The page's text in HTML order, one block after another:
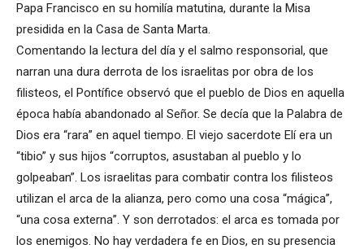
Papa Francisco en su homilía matutina, durante la Misa
presidida en la Casa de Santa Marta.
Comentando la lectura del día y el salmo responsorial, que
narran una dura derrota de los israelitas por obra de los
filisteos, el Pontífice observó que el pueblo de Dios en aquella
época había abandonado al Señor. Se decía que la Palabra de
Dios era “rara” en aquel tiempo. El viejo sacerdote Elí era un
“tibio” y sus hijos “corruptos, asustaban al pueblo y lo
golpeaban”. Los israelitas para combatir contra los filisteos
utilizan el arca de la alianza, pero como una cosa “mágica”,
“una cosa externa”. Y son derrotados: el arca es tomada por
los enemigos. No hay verdadera fe en Dios, en su presencia